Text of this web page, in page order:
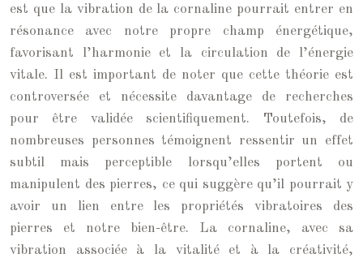
est que la vibration de la cornaline pourrait entrer en
résonance avec notre propre champ énergétique,
favorisant l’harmonie et la circulation de l’énergie
vitale. Il est important de noter que cette théorie est
controversée et nécessite davantage de recherches
pour être validée scientifiquement. Toutefois, de
nombreuses personnes témoignent ressentir un effet
subtil mais perceptible lorsqu’elles portent ou
manipulent des pierres, ce qui suggère qu’il pourrait y
avoir un lien entre les propriétés vibratoires des
pierres et notre bien-être. La cornaline, avec sa
vibration associée à la vitalité et à la créativité,